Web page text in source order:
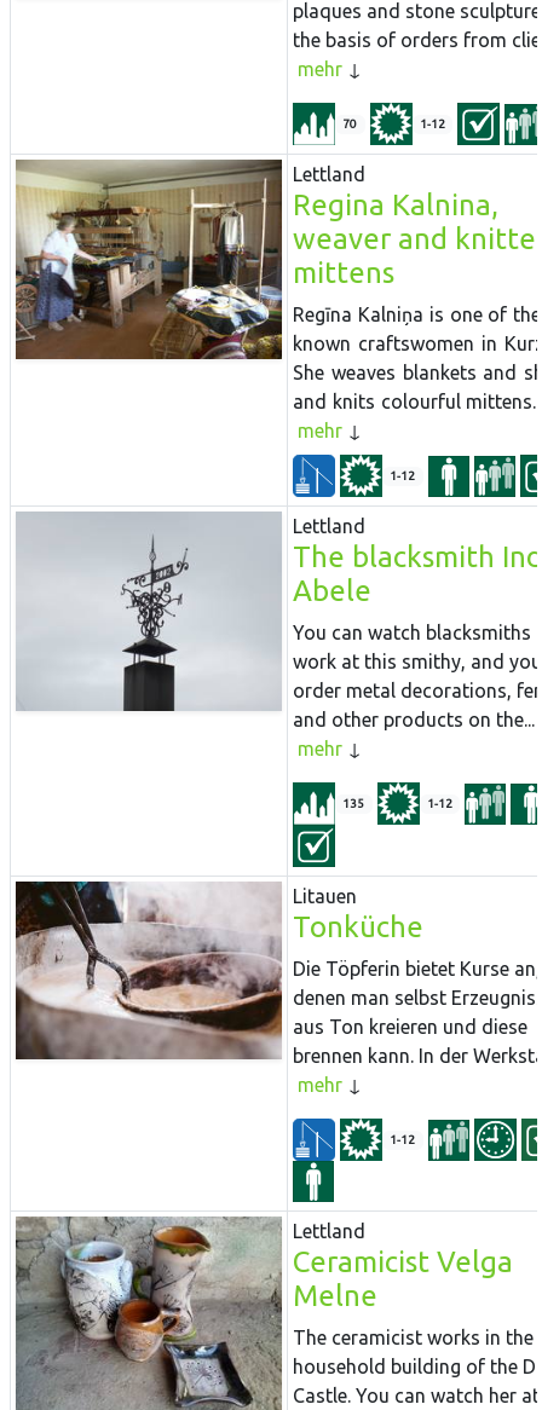
plaques and stone
the basis of orders from
mehr
70 1-12
Lettland
Regina Kalnina,
weaver and
mittens
Regīna Kalniņa is one of
known craftswomen in
She weaves blankets and
and knits colourful mittens.
mehr
1-12
Lettland
The blacksmith
Abele
You can watch blacksmiths
work at this smithy, and
order metal decorations,
and other products on the...
mehr
135 1-12
Litauen
Tonküche
Die Töpferin bietet Kurse
denen man selbst
aus Ton kreieren und diese
brennen kann. In der
mehr
1-12
Lettland
Ceramicist Velga
Melne
The ceramicist works in the
household building of the
Castle. You can watch her at